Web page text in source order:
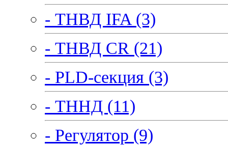
- ТНВД IFA (3)
- ТНВД CR (21)
- PLD-секция (3)
- ТННД (11)
- Регулятор (9)